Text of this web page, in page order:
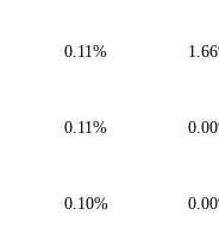
0.11%
0.11%
0.10%